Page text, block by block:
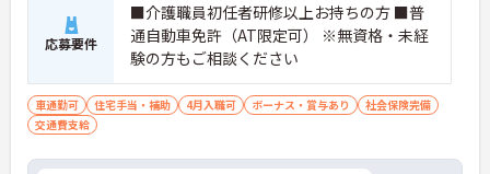
応募要件
■介護職員初任者研修以上お持ちの方 ■普
通自動車免許（AT限定可） ※無資格・未経
験の方もご相談ください
車通勤可 住宅手当・補助 4月入職可 ボーナス・賞与あり
社会保険完備
交通費支給